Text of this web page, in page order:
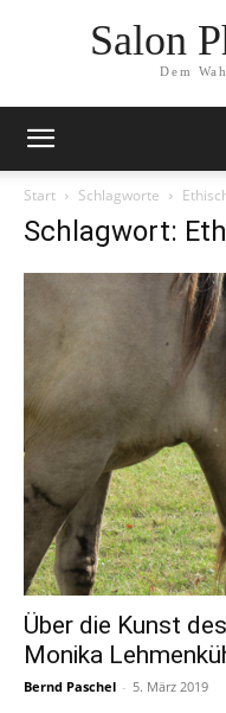
Salon
Dem
Start Schlagworte
Schlagwort:
Über die Kunst
Monika
Bernd Paschel - 5. März 2019